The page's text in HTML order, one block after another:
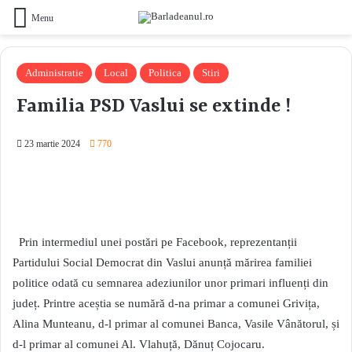
Menu
Administratie Local Politica Stiri
Familia PSD Vaslui se extinde !
23 martie 2024 770
Prin intermediul unei postări pe Facebook, reprezentanții
Partidului Social Democrat din Vaslui anunță mărirea familiei
politice odată cu semnarea adeziunilor unor primari influenți din
județ. Printre aceștia se numără d-na primar a comunei Grivița,
Alina Munteanu, d-l primar al comunei Banca, Vasile Vânătorul, și
d-l primar al comunei Al. Vlahuță, Dănuț Cojocaru.